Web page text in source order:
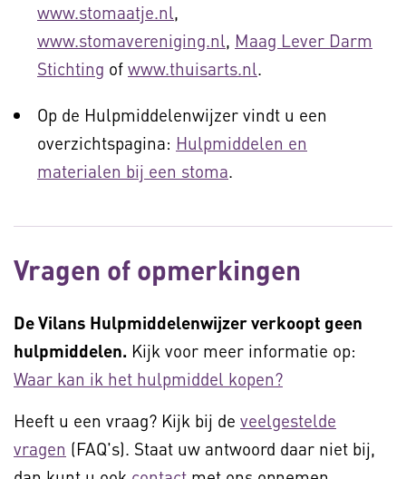
www.stomaatje.nl,
www.stomavereniging.nl, Maag Lever Darm
Stichting of www.thuisarts.nl.
Op de Hulpmiddelenwijzer vindt u een
overzichtspagina: Hulpmiddelen en
materialen bij een stoma.
Vragen of opmerkingen
De Vilans Hulpmiddelenwijzer verkoopt geen
hulpmiddelen. Kijk voor meer informatie op:
Waar kan ik het hulpmiddel kopen?
Heeft u een vraag? Kijk bij de veelgestelde
vragen (FAQ's). Staat uw antwoord daar niet bij,